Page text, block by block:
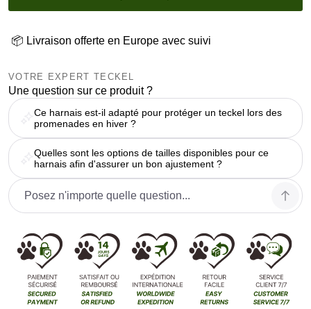
📦 Livraison offerte en Europe avec suivi
VOTRE EXPERT TECKEL
Une question sur ce produit ?
Ce harnais est-il adapté pour protéger un teckel lors des
promenades en hiver ?
Quelles sont les options de tailles disponibles pour ce
harnais afin d'assurer un bon ajustement ?